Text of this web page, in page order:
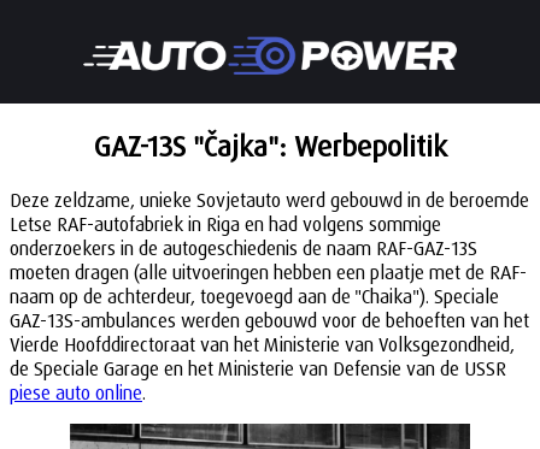
GAZ-13S "Čajka": Werbepolitik
Deze zeldzame, unieke Sovjetauto werd gebouwd in de beroemde
Letse RAF-autofabriek in Riga en had volgens sommige
onderzoekers in de autogeschiedenis de naam RAF-GAZ-13S
moeten dragen (alle uitvoeringen hebben een plaatje met de RAF-
naam op de achterdeur, toegevoegd aan de "Chaika"). Speciale
GAZ-13S-ambulances werden gebouwd voor de behoeften van het
Vierde Hoofddirectoraat van het Ministerie van Volksgezondheid,
de Speciale Garage en het Ministerie van Defensie van de USSR
piese auto online.